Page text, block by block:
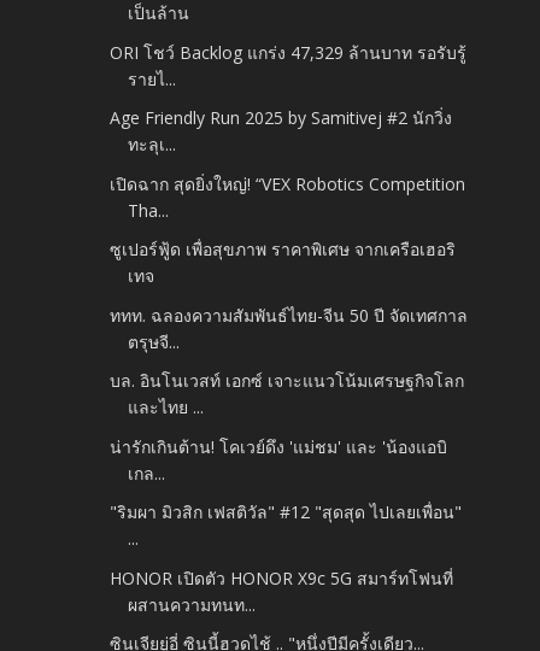
เป็นล้าน
ORI โชว์ Backlog แกร่ง 47,329 ล้านบาท รอรับรู้
รายไ...
Age Friendly Run 2025 by Samitivej #2 นักวิ่ง
ทะลุเ...
เปิดฉาก สุดยิ่งใหญ่! “VEX Robotics Competition
Tha...
ซูเปอร์ฟู้ด เพื่อสุขภาพ ราคาพิเศษ จากเครือเฮอริ
เทจ
ททท. ฉลองความสัมพันธ์ไทย-จีน 50 ปี จัดเทศกาล
ตรุษจี...
บล. อินโนเวสท์ เอกซ์ เจาะแนวโน้มเศรษฐกิจโลก
และไทย ...
น่ารักเกินต้าน! โคเวย์ดึง 'แม่ชม' และ 'น้องแอบิ
เกล...
"ริมผา มิวสิก เฟสติวัล" #12 "สุดสุด ไปเลยเพื่อน"
...
HONOR เปิดตัว HONOR X9c 5G สมาร์ทโฟนที่
ผสานความทนท...
ซินเจียยู่อี่ ซินนี้ฮวดไช้ .. "หนึ่งปีมีครั้งเดียว...